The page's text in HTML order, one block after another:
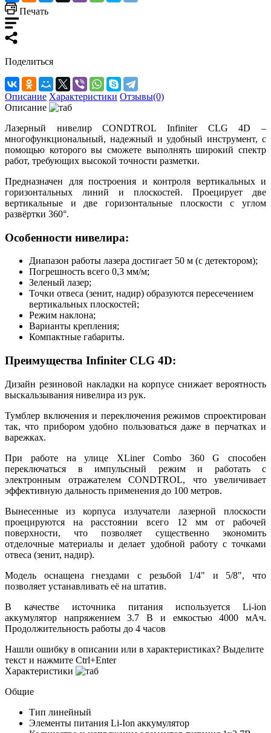
Печать
Поделиться
Описание Характеристики Отзывы(0)
Описание
Лазерный нивелир CONDTROL Infiniter CLG 4D –
многофункциональный, надежный и удобный инструмент, с
помощью которого вы сможете выполнять широкий спектр
работ, требующих высокой точности разметки.
Предназначен для построения и контроля вертикальных и
горизонтальных линий и плоскостей. Проецирует две
вертикальные и две горизонтальные плоскости с углом
развёртки 360°.
Особенности нивелира:
Диапазон работы лазера достигает 50 м (с детектором);
Погрешность всего 0,3 мм/м;
Зеленый лазер;
Точки отвеса (зенит, надир) образуются пересечением
вертикальных плоскостей;
Режим наклона;
Варианты крепления;
Компактные габариты.
Преимущества Infiniter CLG 4D:
Дизайн резиновой накладки на корпусе снижает вероятность
выскальзывания нивелира из рук.
Тумблер включения и переключения режимов спроектирован
так, что прибором удобно пользоваться даже в перчатках и
варежках.
При работе на улице XLiner Combo 360 G способен
переключаться в импульсный режим и работать с
электронным отражателем CONDTROL, что увеличивает
эффективную дальность применения до 100 метров.
Вынесенные из корпуса излучатели лазерной плоскости
проецируются на расстоянии всего 12 мм от рабочей
поверхности, что позволяет существенно экономить
отделочные материалы и делает удобной работу с точками
отвеса (зенит, надир).
Модель оснащена гнездами с резьбой 1/4" и 5/8", что
позволяет устанавливать её на штатив.
В качестве источника питания используется Li-ion
аккумулятор напряжением 3.7 В и емкостью 4000 мАч.
Продолжительность работы до 4 часов
Нашли ошибку в описании или в характеристиках? Выделите
текст и нажмите Ctrl+Enter
Характеристики
Общие
Тип линейный
Элементы питания Li-Ion аккумулятор